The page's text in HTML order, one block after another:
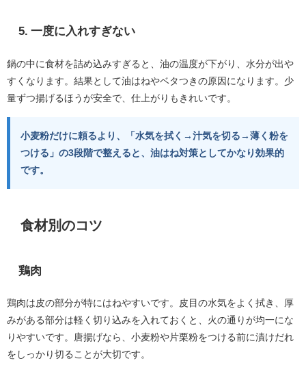
5. 一度に入れすぎない
鍋の中に食材を詰め込みすぎると、油の温度が下がり、水分が出や
すくなります。結果として油はねやベタつきの原因になります。少
量ずつ揚げるほうが安全で、仕上がりもきれいです。
小麦粉だけに頼るより、「水気を拭く→汁気を切る→薄く粉を
つける」の3段階で整えると、油はね対策としてかなり効果的
です。
食材別のコツ
鶏肉
鶏肉は皮の部分が特にはねやすいです。皮目の水気をよく拭き、厚
みがある部分は軽く切り込みを入れておくと、火の通りが均一にな
りやすいです。唐揚げなら、小麦粉や片栗粉をつける前に漬けだれ
をしっかり切ることが大切です。